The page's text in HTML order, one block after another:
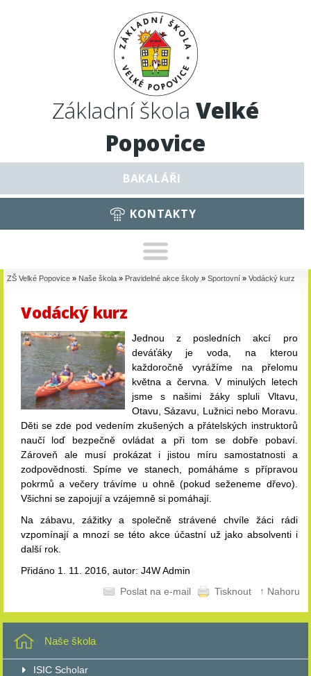
Základní škola Velké
Popovice
BAKALÁŘI
KONTAKTY
ZŠ Velké Popovice » Naše škola » Pravidelné akce školy » Sportovní » Vodácký kurz
Vodácký kurz
Jednou z posledních akcí pro
deváťáky je voda, na kterou
každoročně vyrážíme na přelomu
května a června. V minulých letech
jsme s našimi žáky spluli Vltavu,
Otavu, Sázavu, Lužnici nebo Moravu.
Děti se zde pod vedením zkušených a přátelských instruktorů
naučí loď bezpečně ovládat a při tom se dobře pobaví.
Zároveň ale musí prokázat i jistou míru samostatnosti a
zodpovědnosti. Spíme ve stanech, pomáháme s přípravou
pokrmů a večery trávíme u ohně (pokud seženeme dřevo).
Všichni se zapojují a vzájemně si pomáhají.
Na zábavu, zážitky a společně strávené chvíle žáci rádi
vzpomínají a mnozí se této akce účastní už jako absolventi i
další rok.
Přidáno 1. 11. 2016, autor: J4W Admin
Poslat na e-mail
Tisknout ↑ Nahoru
Naše škola
ISIC Scholar